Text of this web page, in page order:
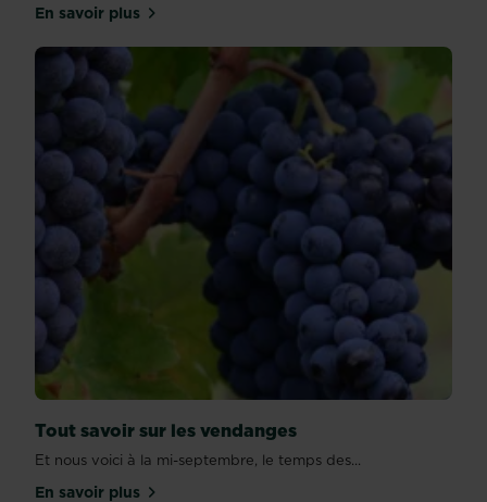
En savoir plussur Le seed bombing, les bombes de graines
Tout savoir sur les vendanges
Et nous voici à la mi-septembre, le temps des...
En savoir plus